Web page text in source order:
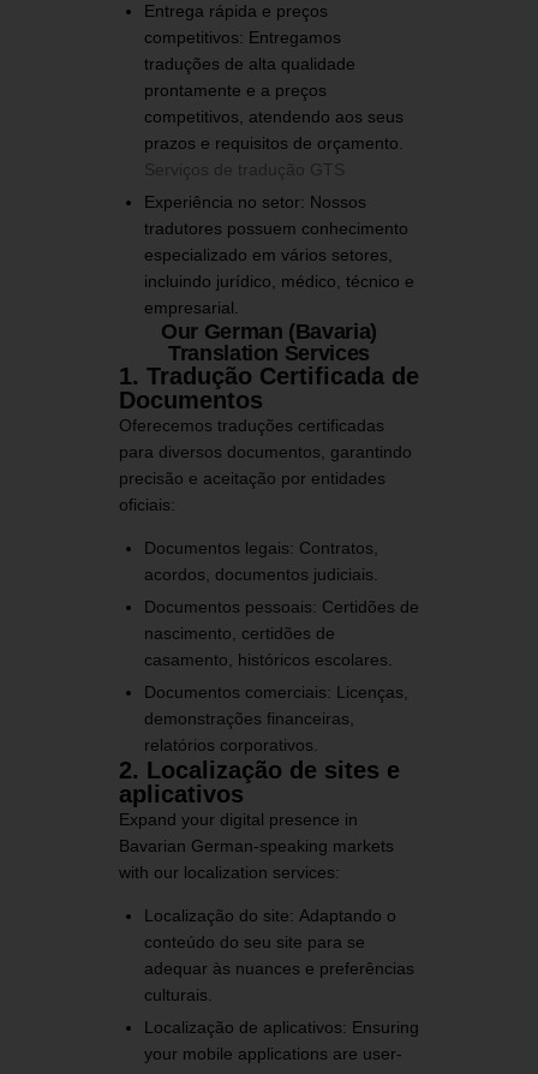
Entrega rápida e preços
competitivos: Entregamos
traduções de alta qualidade
prontamente e a preços
competitivos, atendendo aos seus
prazos e requisitos de orçamento.
Serviços de tradução GTS
Experiência no setor: Nossos
tradutores possuem conhecimento
especializado em vários setores,
incluindo jurídico, médico, técnico e
empresarial.
Our German (Bavaria)
Translation Services
1. Tradução Certificada de
Documentos
Oferecemos traduções certificadas
para diversos documentos, garantindo
precisão e aceitação por entidades
oficiais:
Documentos legais: Contratos,
acordos, documentos judiciais.
Documentos pessoais: Certidões de
nascimento, certidões de
casamento, históricos escolares.
Documentos comerciais: Licenças,
demonstrações financeiras,
relatórios corporativos.
2. Localização de sites e
aplicativos
Expand your digital presence in
Bavarian German-speaking markets
with our localization services:
Localização do site: Adaptando o
conteúdo do seu site para se
adequar às nuances e preferências
culturais.
Localização de aplicativos: Ensuring
your mobile applications are user-